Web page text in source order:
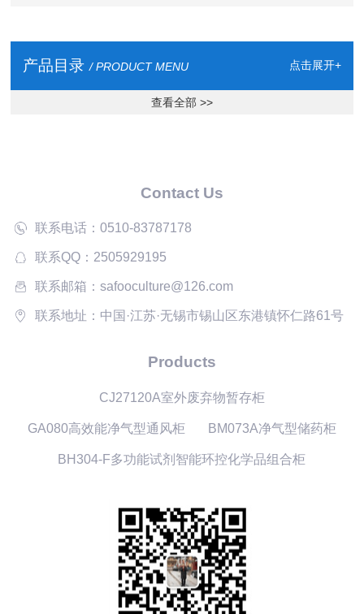
产品目录 / PRODUCT MENU 点击展开+
查看全部 >>
Contact Us
联系电话：0510-83787178
联系QQ：2505929195
联系邮箱：safooculture@126.com
联系地址：中国·江苏·无锡市锡山区东港镇怀仁路61号
Products
CJ27120A室外废弃物暂存柜
GA080高效能净气型通风柜 BM073A净气型储药柜
BH304-F多功能试剂智能环控化学品组合柜